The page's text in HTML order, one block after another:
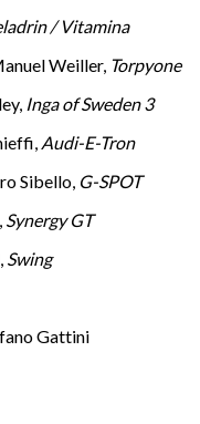
/ Vitamina
Weiller, Torpyone
Inga of Sweden 3
Audi-E-Tron
Sibello, G-SPOT
Synergy GT
Swing
Gattini